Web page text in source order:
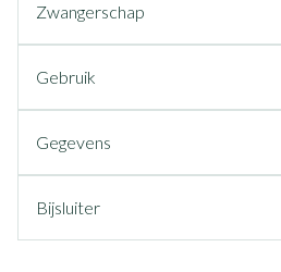
Zwangerschap
Gebruik
Gegevens
Bijsluiter